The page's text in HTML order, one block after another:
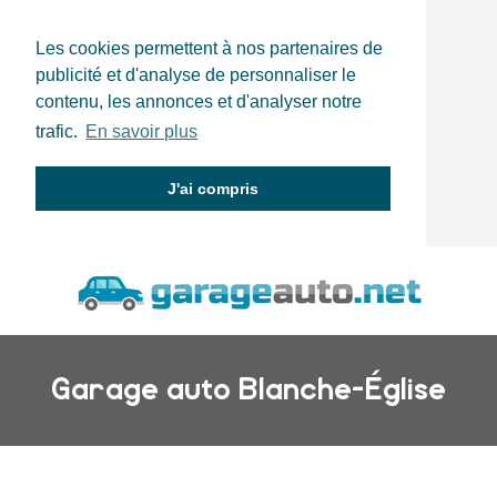
Les cookies permettent à nos partenaires de
publicité et d'analyse de personnaliser le
contenu, les annonces et d'analyser notre
trafic. En savoir plus
J'ai compris
Garage auto Blanche-Église